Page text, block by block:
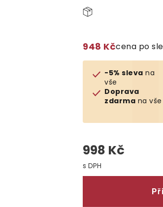
948 Kčcena po
-5% sleva na
vše
Doprava
zdarma na vše
998 Kč
Měrná cena: